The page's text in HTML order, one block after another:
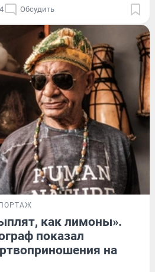
Обсудить
как лимоны».
показал
на